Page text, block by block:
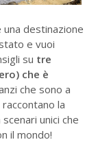
destinazione
e vuoi
su tre
che è
che sono a
la
unici che
il mondo!